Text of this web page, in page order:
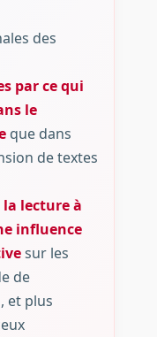
des
par ce qui
le
que dans
de textes
la lecture à
influence
sur les
de
et plus